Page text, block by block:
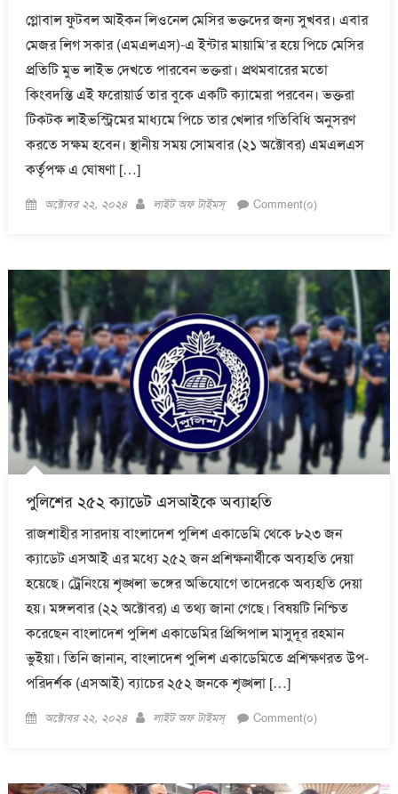
গ্লোবাল ফুটবল আইকন লিওনেল মেসির ভক্তদের জন্য সুখবর। এবার
মেজর লিগ সকার (এমএলএস)-এ ইন্টার মায়ামি’র হয়ে পিচে মেসির
প্রতিটি মুভ লাইভ দেখতে পারবেন ভক্তরা। প্রথমবারের মতো
কিংবদন্তি এই ফরোয়ার্ড তার বুকে একটি ক্যামেরা পরবেন। ভক্তরা
টিকটক লাইভস্ট্রিমের মাধ্যমে পিচে তার খেলার গতিবিধি অনুসরণ
করতে সক্ষম হবেন। স্থানীয় সময় সোমবার (২১ অক্টোবর) এমএলএস
কর্তৃপক্ষ এ ঘোষণা […]
Posted
অক্টোবর ২২, ২০২৪ Author
লাইট অফ টাইমস্ Comment(০)
পুলিশের ২৫২ ক্যাডেট এসআইকে অব্যাহতি
রাজশাহীর সারদায় বাংলাদেশ পুলিশ একাডেমি থেকে ৮২৩ জন
ক্যাডেট এসআই এর মধ্যে ২৫২ জন প্রশিক্ষনার্থীকে অব্যহতি দেয়া
হয়েছে। ট্রেনিংয়ে শৃঙ্খলা ভঙ্গের অভিযোগে তাদেরকে অব্যহতি দেয়া
হয়। মঙ্গলবার (২২ অক্টোবর) এ তথ্য জানা গেছে। বিষয়টি নিশ্চিত
করেছেন বাংলাদেশ পুলিশ একাডেমির প্রিন্সিপাল মাসুদূর রহমান
ভুইয়া। তিনি জানান, বাংলাদেশ পুলিশ একাডেমিতে প্রশিক্ষণরত উপ-
পরিদর্শক (এসআই) ব্যাচের ২৫২ জনকে শৃঙ্খলা […]
Posted
অক্টোবর ২২, ২০২৪ Author
লাইট অফ টাইমস্ Comment(০)